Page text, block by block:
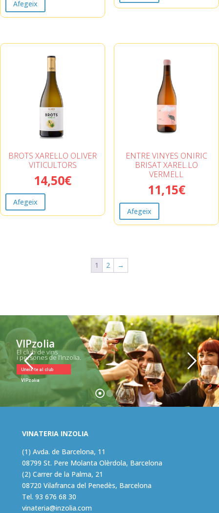
Afegeix
BROTS XAREL·LO OLIVER
VITICULTORS
14,50€
Afegeix
ENTRE VINYES ONIRIC
BRISAT XAREL.LO
VERMELL
11,15€
Afegeix
1 2 →
VIPzolia
Uneix-te al club
VIPzolia
El club de vins
i persones de l’Inzolia.
VINATERIA INZOLIA
(1) Avda. de Barcelona, 11
08799 St. Pere Molanta Olèrdola, Barcelona
(2) Carrer de la Palma, 21
08720 Vilafranca del Penedès, Barcelona
Tel. 93 676 68 30
vinateria@inzolia.com